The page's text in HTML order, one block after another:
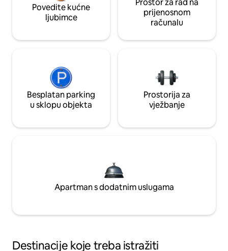
Povedite kućne
ljubimce
Prostor za rad na
prijenosnom
računalu
Besplatan parking
u sklopu objekta
Prostorija za
vježbanje
Apartman s dodatnim uslugama
Destinacije koje treba istražiti